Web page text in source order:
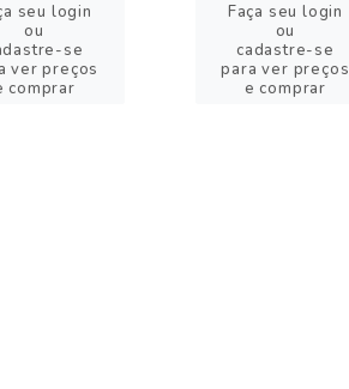
seu login
ou
se
ver preços
comprar
Faça seu login
ou
cadastre-se
para ver preços
e comprar